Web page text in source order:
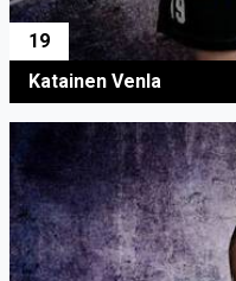
19
Katainen Venla